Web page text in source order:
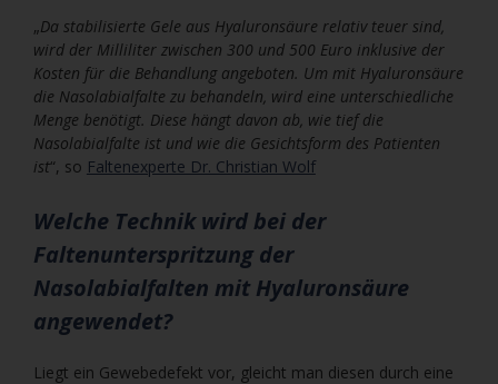
„Da stabilisierte Gele aus Hyaluronsäure relativ teuer sind,
wird der Milliliter zwischen 300 und 500 Euro inklusive der
Kosten für die Behandlung angeboten. Um mit Hyaluronsäure
die Nasolabialfalte zu behandeln, wird eine unterschiedliche
Menge benötigt. Diese hängt davon ab, wie tief die
Nasolabialfalte ist und wie die Gesichtsform des Patienten
ist“, so Faltenexperte Dr. Christian Wolf
Welche Technik wird bei der
Faltenunterspritzung der
Nasolabialfalten mit Hyaluronsäure
angewendet?
Liegt ein Gewebedefekt vor, gleicht man diesen durch eine